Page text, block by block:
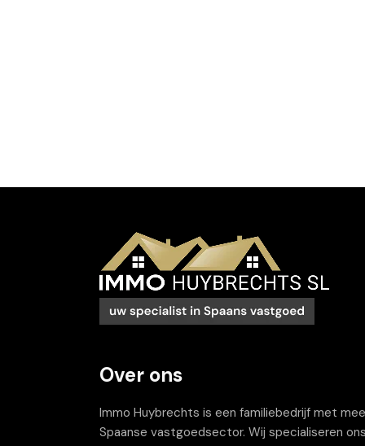
Over ons
Immo Huybrechts is een familiebedrijf met
Spaanse vastgoedsector. Wij specialiseren